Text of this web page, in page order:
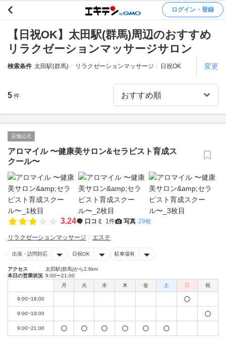
ログイン・登録
【日祝OK】太田駅(群馬)周辺のおすすめ
リラクゼーションマッサージサロン
検索条件 太田駅(群馬) リラクゼーションマッサージ 日祝OK 変更
5 件
店舗公式
アロマイル 〜健康美サロン&セラピスト育成ス
クール〜
3.24 口コミ 1件 写真 29枚
リラクゼーションマッサージ エステ
出張・訪問対応 日祝OK 駐車場有
アクセス
太田駅(群馬)から2.6km
本日の営業状況 9:00〜21:00
月
火 水 木 金 土 日 祝
9:00~18:00
9:00~19:00
9:00~21:00